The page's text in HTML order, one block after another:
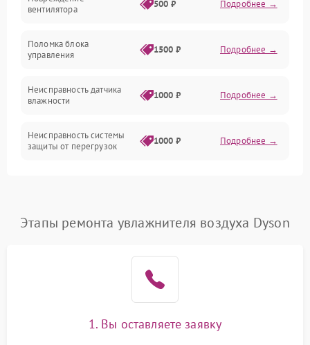
Датчики
вентилятора
500 ₽ Подробнее →
Поломка блока
управления
1500 ₽ Подробнее →
Неисправность датчика
влажности
1000 ₽ Подробнее →
Неисправность системы
защиты от перегрузок
1000 ₽ Подробнее →
1000 ₽
Повреждение системы
Этапы ремонта увлажнителя воздуха Dyson
1. Вы оставляете заявку